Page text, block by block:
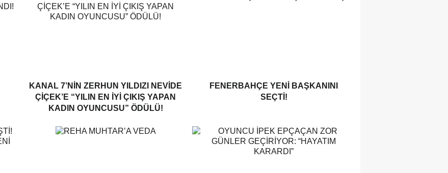
KANAL 7’NİN ZERHUN YILDIZI NEVİDE
ÇİÇEK’E “YILIN EN İYİ ÇIKIŞ YAPAN
KADIN OYUNCUSU” ÖDÜLÜ!
FENERBAHÇE YENI BAŞKANINI
SEÇTI!